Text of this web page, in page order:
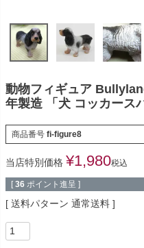
動物フィギュア
年製造 「犬 コッカース
商品番号 fi-figure8
当店特別価格 ¥1,980税込
[ 36 ポイント進呈 ]
送料パターン 通常送料